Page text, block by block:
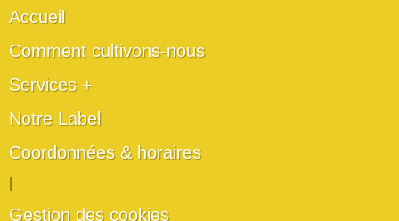
Accueil
Comment cultivons-nous
Services +
Notre Label
Coordonnées & horaires
Gestion des cookies